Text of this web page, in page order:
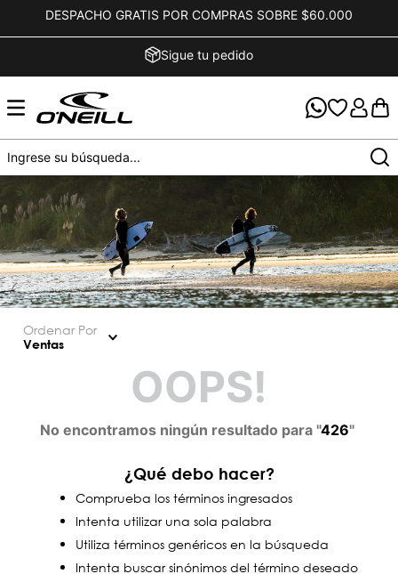
DESPACHO GRATIS POR COMPRAS SOBRE $60.000
Sigue tu pedido
Ordenar Por
Ventas
OOPS!
No encontramos ningún resultado para "426"
¿Qué debo hacer?
Comprueba los términos ingresados
Intenta utilizar una sola palabra
Utiliza términos genéricos en la búsqueda
Intenta buscar sinónimos del término deseado